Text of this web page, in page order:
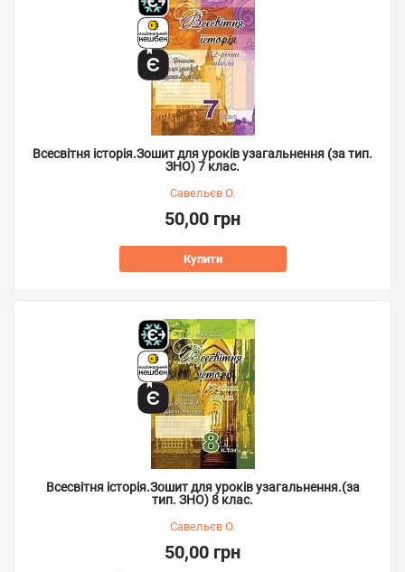
Всесвітня історія.Зошит для уроків узагальнення (за тип.
ЗНО) 7 клас.
Савельєв О.
50,00 грн
Купити
Всесвітня історія.Зошит для уроків узагальнення.(за
тип. ЗНО) 8 клас.
Савельєв О.
50,00 грн